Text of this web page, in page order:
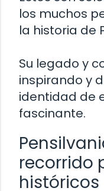
los muchos
la historia de
Su legado y
inspirando y
identidad de
fascinante.
recorrido
históricos